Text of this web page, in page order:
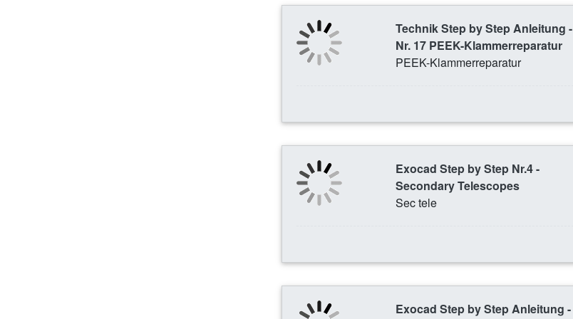
Technik Step by Step Anleitung -
Nr. 17 PEEK-Klammerreparatur
PEEK-Klammerreparatur
Exocad Step by Step Nr.4 -
Secondary Telescopes
Sec tele
Exocad Step by Step Anleitung -